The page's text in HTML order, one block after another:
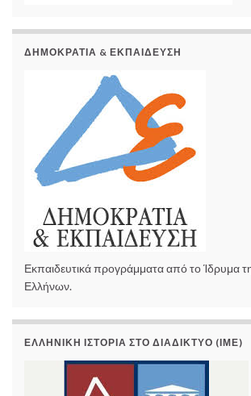
ΔΗΜΟΚΡΑΤΊΑ & ΕΚΠΑΊΔΕΥΣΗ
Εκπαιδευτικά προγράμματα από το Ίδρυμα
Ελλήνων.
ΕΛΛΗΝΙΚΉ ΙΣΤΟΡΊΑ ΣΤΟ ΔΙΑΔΊΚΤΥΟ (ΙΜΕ)